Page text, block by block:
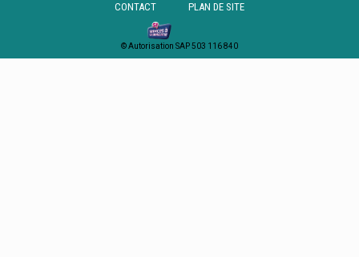
CONTACT PLAN DE SITE
© Autorisation SAP 503 116 840